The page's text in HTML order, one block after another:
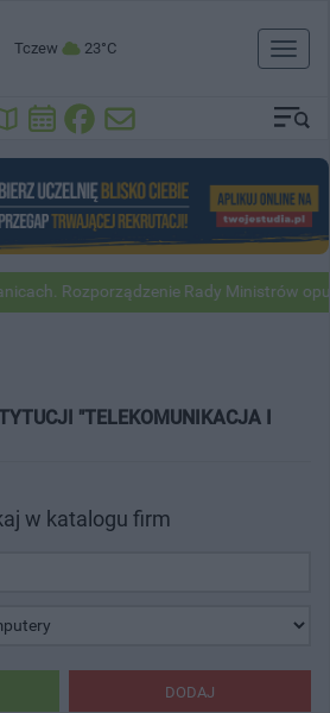
Tczew 23°C
Toggle
Rozporządzenie Rady Ministrów
"TELEKOMUNIKACJA I
w katalogu firm
DODAJ